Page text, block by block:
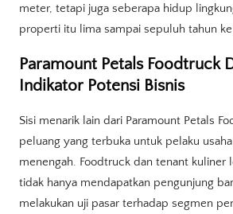
meter, tetapi juga seberapa hidup
properti itu lima sampai sepuluh tahun ke
Paramount Petals Foodtruck
Indikator Potensi Bisnis
Sisi menarik lain dari Paramount Petals
peluang yang terbuka untuk pelaku
menengah. Foodtruck dan tenant kuliner
tidak hanya mendapatkan pengunjung
melakukan uji pasar terhadap segmen